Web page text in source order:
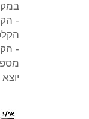
- הקלף
הקלפים את
- הקלף
מספר